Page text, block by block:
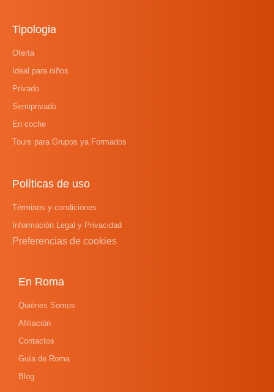
Tipologia
Oferta
Ideal para niños
Privado
Semiprivado
En coche
Tours para Grupos ya Formados
Políticas de uso
Términos y condiciones
Información Legal y Privacidad
Preferencias de cookies
En Roma
Quiénes Somos
Afiliación
Contactos
Guía de Roma
Blog